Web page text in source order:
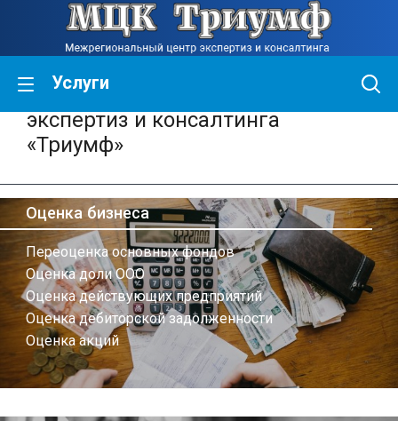
Услуги
Межрегиональный центр
экспертиз и консалтинга
«Триумф»
Оценка бизнеса
Переоценка основных фондов
Оценка доли ООО
Оценка действующих предприятий
Оценка дебиторской задолженности
Оценка акций